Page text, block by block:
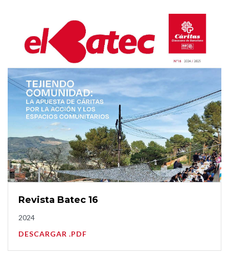
Revista Batec 16
2024
DESCARGAR .PDF